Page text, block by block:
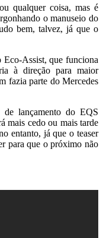
qualquer coisa, mas é
o manuseio do
bem, talvez, já que o
Eco-Assist, que funciona
à direção para maior
fazia parte do Mercedes
de lançamento do EQS
mais cedo ou mais tarde
entanto, já que o teaser
para que o próximo não